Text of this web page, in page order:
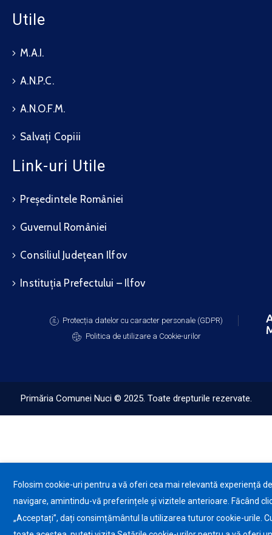
Utile
M.A.I.
A.N.P.C.
A.N.O.F.M.
Salvați Copiii
Link-uri Utile
Președintele României
Guvernul României
Consiliul Județean Ilfov
Instituția Prefectului – Ilfov
Protecția datelor cu caracter personale (GDPR)
Politica de utilizare a Cookie-urilor
Primăria Comunei Nuci © 2025. Toate drepturile rezervate.
Folosim cookie-uri pentru a vă oferi cea mai relevantă experiență de
navigare, amintindu-vă preferințele și vizitele anterioare. Făcând
„Acceptați”, dați consimțământul la utilizarea tuturor cookie-urile.